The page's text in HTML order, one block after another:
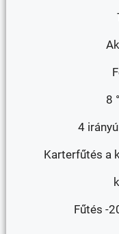
8
4
Karterfűtés a
Fűtés -